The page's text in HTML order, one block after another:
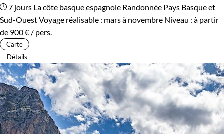
7 jours La côte basque espagnole Randonnée Pays Basque et
Sud-OuestVoyage réalisable : mars à novembre Niveau : à partir
de 900 € / pers.
Carte
Détails